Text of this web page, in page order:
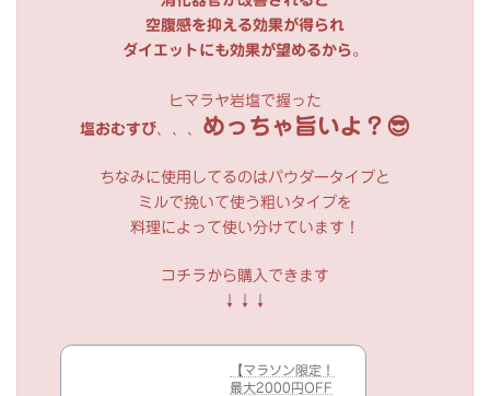
空腹感を抑える効果が得られ
ダイエットにも効果が望めるから。
ヒマラヤ岩塩で握った
塩おむすび、、、 めっちゃ旨いよ？😎
ちなみに使用してるのはパウダータイプと
ミルで挽いて使う粗いタイプを
料理によって使い分けています！
コチラから購入できます
↓↓↓
【マラソン限定！
最大2000円OFF